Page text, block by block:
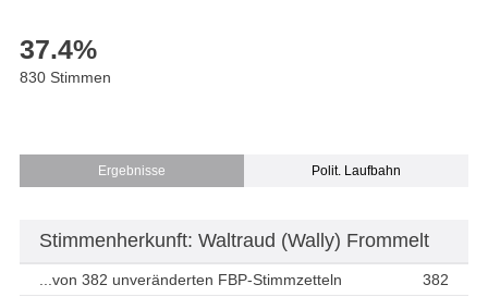
37.4%
830 Stimmen
Ergebnisse Polit. Laufbahn
Stimmenherkunft: Waltraud (Wally) Frommelt
...von 382 unveränderten FBP-Stimmzetteln
382